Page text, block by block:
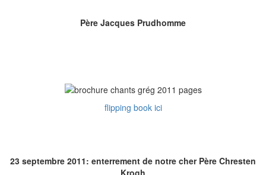
Père Jacques Prudhomme
flipping book ici
23 septembre 2011: enterrement de notre cher Père Chresten
Krogh